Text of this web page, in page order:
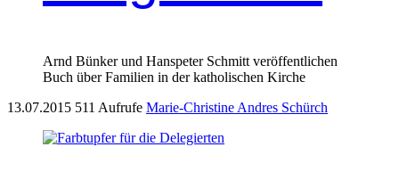
Arnd Bünker und Hanspeter Schmitt veröffentlichen
Buch über Familien in der katholischen Kirche
13.07.2015 511 Aufrufe Marie-Christine Andres Schürch